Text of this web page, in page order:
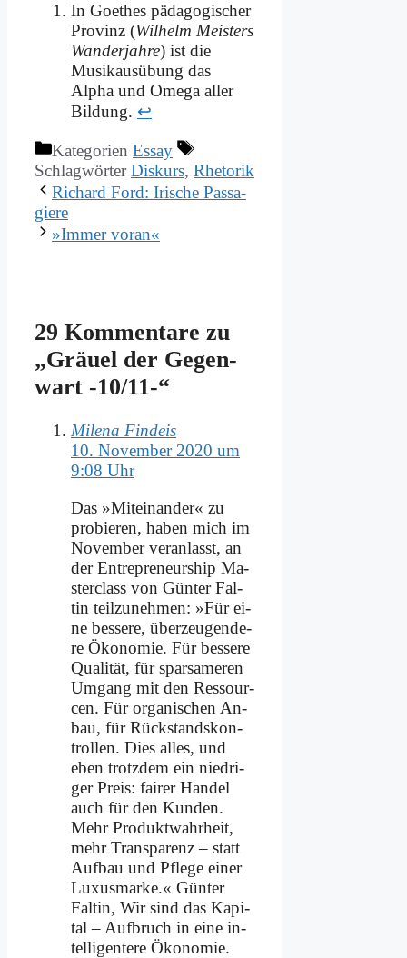
In Goethes pädagogischer
Provinz (Wilhelm Meisters
Wanderjahre) ist die
Musikausübung das
Alpha und Omega aller
Bildung. ↩
Kategorien Essay
SchlagwörterDiskurs, Rhetorik
Ri­chard Ford: Iri­sche Pas­sa­
gie­re
»Im­mer vor­an«
29 Kommentare zu
„Gräu­el der Ge­gen­
wart ‑10/11-“
Milena Findeis
10. November 2020 um
9:08 Uhr
Das »Mit­ein­an­der« zu
pro­bie­ren, ha­ben mich im
No­vem­ber ver­an­lasst, an
der En­tre­pre­neur­ship Ma­
ster­class von Gün­ter Fal­
tin teil­zu­neh­men: »Für ei­
ne bes­se­re, über­zeu­gen­de­
re Öko­no­mie. Für bes­se­re
Qua­li­tät, für spar­sa­me­ren
Um­gang mit den Res­sour­
cen. Für or­ga­ni­schen An­
bau, für Rück­stands­kon­
trol­len. Dies al­les, und
eben trotz­dem ein nied­ri­
ger Preis: fai­rer Han­del
auch für den Kun­den.
Mehr Pro­dukt­wahr­heit,
mehr Trans­pa­renz – statt
Auf­bau und Pfle­ge ei­ner
Lu­xus­mar­ke.« Gün­ter
Fal­tin, Wir sind das Ka­pi­
tal – Auf­bruch in ei­ne in­
tel­li­gen­te­re Öko­no­mie.